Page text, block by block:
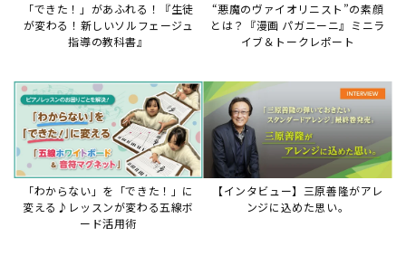
「できた！」があふれる！『生徒
が変わる！新しいソルフェージュ
指導の教科書』
“悪魔のヴァイオリニスト”の素顔
とは？『漫画 パガニーニ』ミニラ
イブ＆トークレポート
「わからない」を「できた！」に
変える♪レッスンが変わる五線ボ
ード活用術
【インタビュー】三原善隆がアレ
ンジに込めた思い。